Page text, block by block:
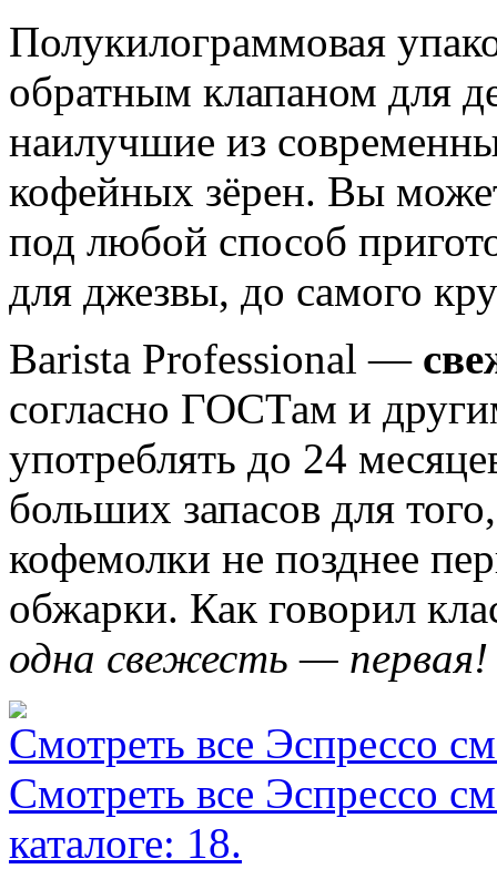
Полукилограммовая
обратным клапаном для
наилучшие из
кофейных зёрен. Вы
под любой способ
для джезвы, до самого
Barista Professional —
согласно ГОСТам и
употреблять до 24
больших запасов для
кофемолки не позднее
обжарки. Как говорил
одна свежесть —
Смотреть все Эспрессо
Смотреть все Эспрессо
каталоге: 18.